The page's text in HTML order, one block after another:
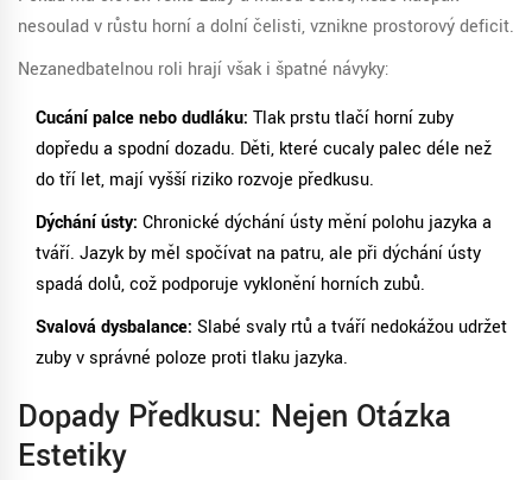
nesoulad v růstu horní a dolní čelisti, vznikne prostorový deficit.
Nezanedbatelnou roli hrají však i špatné návyky:
Cucání palce nebo dudláku: Tlak prstu tlačí horní zuby
dopředu a spodní dozadu. Děti, které cucaly palec déle než
do tří let, mají vyšší riziko rozvoje předkusu.
Dýchání ústy: Chronické dýchání ústy mění polohu jazyka a
tváří. Jazyk by měl spočívat na patru, ale při dýchání ústy
spadá dolů, což podporuje vyklonění horních zubů.
Svalová dysbalance: Slabé svaly rtů a tváří nedokážou udržet
zuby v správné poloze proti tlaku jazyka.
Dopady Předkusu: Nejen Otázka
Estetiky